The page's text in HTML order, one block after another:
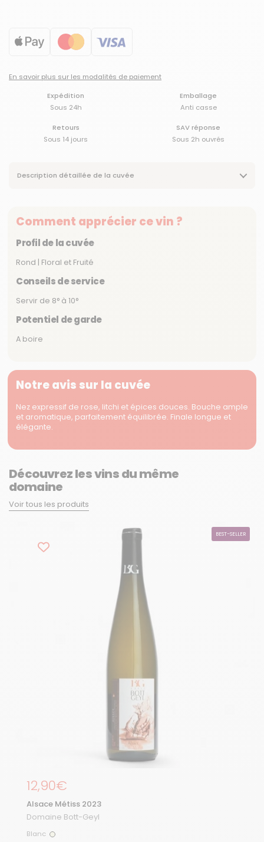
En savoir plus sur les modalités de paiement
Expédition
Sous 24h
Emballage
Anti casse
Retours
Sous 14 jours
SAV réponse
Sous 2h ouvrés
Description détaillée de la cuvée
Comment apprécier ce vin ?
Profil de la cuvée
Rond | Floral et Fruité
Conseils de service
Servir de 8° à 10°
Potentiel de garde
A boire
Notre avis sur la cuvée
Nez expressif de rose, litchi et épices douces. Bouche ample
et aromatique, parfaitement équilibrée. Finale longue et
élégante.
Découvrez les vins du même
domaine
Voir tous les produits
BEST-SELLER
Prix régulier
12,90€
Alsace Métiss 2023
Domaine Bott-Geyl
Blanc Blanc